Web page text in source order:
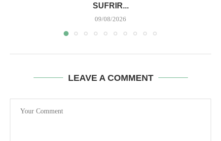
SUFRIR...
09/08/2026
LEAVE A COMMENT